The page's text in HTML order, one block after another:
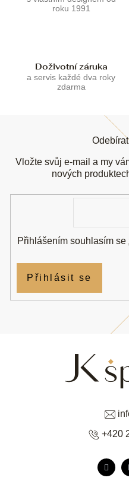
roku 1991
Doživotní záruka
a servis každé dva roky
zdarma
+420
Vložte svůj e-mail a my
nových
Přihlášením souhlasím se
Přihlásit se